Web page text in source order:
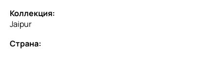
Коллекция:
Jaipur
Страна: